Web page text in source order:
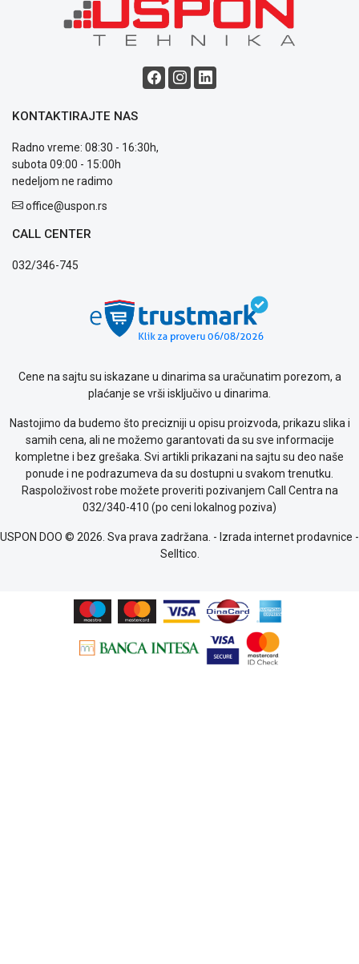
KONTAKTIRAJTE NAS
Radno vreme: 08:30 - 16:30h,
subota 09:00 - 15:00h
nedeljom ne radimo
office@uspon.rs
CALL CENTER
032/346-745
Cene na sajtu su iskazane u dinarima sa uračunatim porezom, a
plaćanje se vrši isključivo u dinarima.
Nastojimo da budemo što precizniji u opisu proizvoda, prikazu slika i
samih cena, ali ne možemo garantovati da su sve informacije
kompletne i bez grešaka. Svi artikli prikazani na sajtu su deo naše
ponude i ne podrazumeva da su dostupni u svakom trenutku.
Raspoloživost robe možete proveriti pozivanjem Call Centra na
032/340-410 (po ceni lokalnog poziva)
USPON DOO © 2026. Sva prava zadržana. - Izrada internet prodavnice -
Selltico.